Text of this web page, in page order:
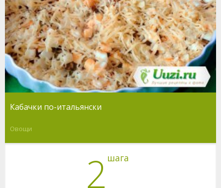
Кабачки по-итальянски
Овощи
2 шага